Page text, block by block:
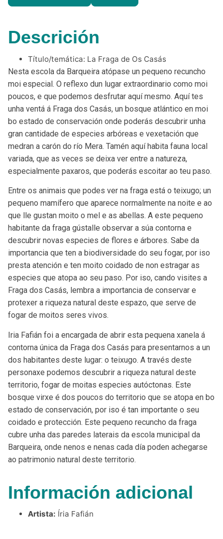
Descrición
Título/temática: La Fraga de Os Casás
Nesta escola da Barqueira atópase un pequeno recuncho
moi especial. O reflexo dun lugar extraordinario como moi
poucos, e que podemos desfrutar aquí mesmo. Aquí tes
unha ventá á Fraga dos Casás, un bosque atlántico en moi
bo estado de conservación onde poderás descubrir unha
gran cantidade de especies arbóreas e vexetación que
medran a carón do río Mera. Tamén aquí habita fauna local
variada, que as veces se deixa ver entre a natureza,
especialmente paxaros, que poderás escoitar ao teu paso.
Entre os animais que podes ver na fraga está o teixugo; un
pequeno mamífero que aparece normalmente na noite e ao
que lle gustan moito o mel e as abellas. A este pequeno
habitante da fraga gústalle observar a súa contorna e
descubrir novas especies de flores e árbores. Sabe da
importancia que ten a biodiversidade do seu fogar, por iso
presta atención e ten moito coidado de non estragar as
especies que atopa ao seu paso. Por iso, cando visites a
Fraga dos Casás, lembra a importancia de conservar e
protexer a riqueza natural deste espazo, que serve de
fogar de moitos seres vivos.
Iria Fafián foi a encargada de abrir esta pequena xanela á
contorna única da Fraga dos Casás para presentarnos a un
dos habitantes deste lugar: o teixugo. A través deste
personaxe podemos descubrir a riqueza natural deste
territorio, fogar de moitas especies autóctonas. Este
bosque virxe é dos poucos do territorio que se atopa en bo
estado de conservación, por iso é tan importante o seu
coidado e protección. Este pequeno recuncho da fraga
cubre unha das paredes laterais da escola municipal da
Barqueira, onde nenos e nenas cada día poden achegarse
ao patrimonio natural deste territorio.
Información adicional
Artista: Íria Fafián